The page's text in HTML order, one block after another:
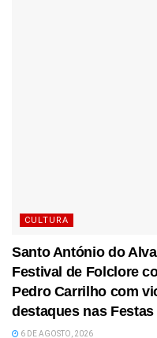
CULTURA
Santo António do
Festival de Folclore
Pedro Carrilho com
destaques nas
6 DE AGOSTO, 2026